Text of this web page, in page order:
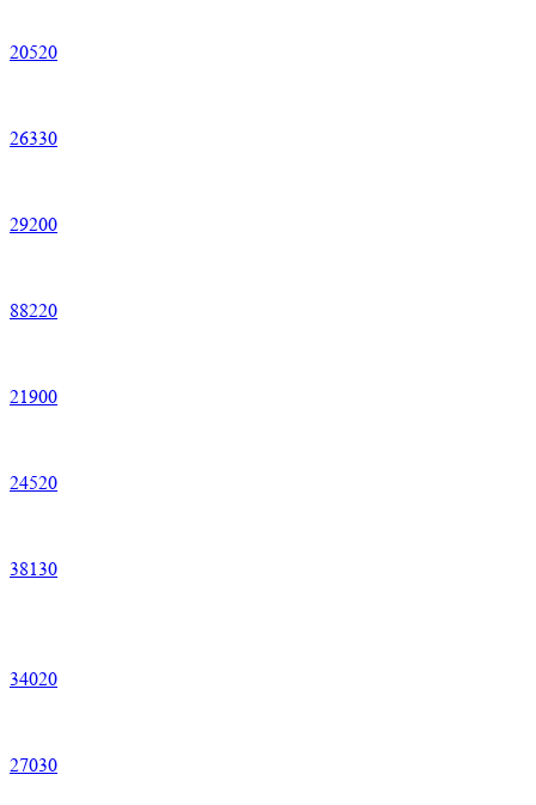
20520
26330
29200
88220
21900
24520
38130
34020
27030